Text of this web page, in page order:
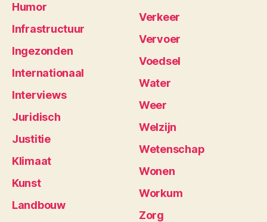
Humor
Infrastructuur
Ingezonden
Internationaal
Interviews
Juridisch
Justitie
Klimaat
Kunst
Landbouw
Verkeer
Vervoer
Voedsel
Water
Weer
Welzijn
Wetenschap
Wonen
Workum
Zorg